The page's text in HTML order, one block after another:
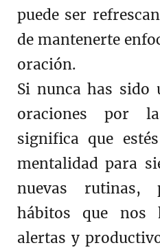
puede ser
de mantenerte
oración.
Si nunca has sido
oraciones por
significa que
mentalidad para
nuevas rutinas,
hábitos que nos
alertas y